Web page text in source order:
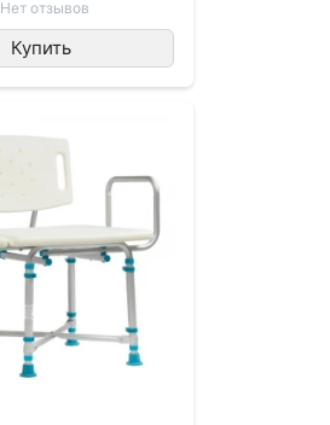
Нет отзывов
Купить